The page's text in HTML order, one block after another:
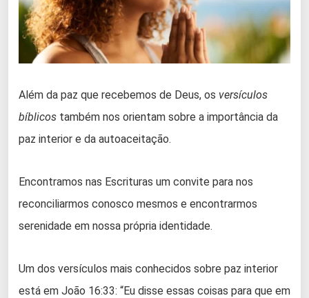
Além da paz que recebemos de Deus, os versículos
bíblicos também nos orientam sobre a importância da
paz interior e da autoaceitação.
Encontramos nas Escrituras um convite para nos
reconciliarmos conosco mesmos e encontrarmos
serenidade em nossa própria identidade.
Um dos versículos mais conhecidos sobre paz interior
está em João 16:33: “Eu disse essas coisas para que em